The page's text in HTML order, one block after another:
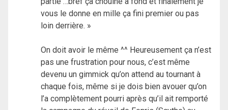
vous le donne en mille ça fini premier ou pas
loin derrière. »
On doit avoir le même ^^ Heureusement ça n’est
pas une frustration pour nous, c’est même
devenu un gimmick qu’on attend au tournant à
chaque fois, même si je dois bien avouer qu’on
l’a complètement pourri après qu’il ait remporté